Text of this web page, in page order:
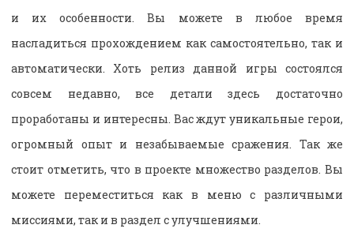
и их особенности. Вы можете в любое время
насладиться прохождением как самостоятельно, так и
автоматически. Хоть релиз данной игры состоялся
совсем недавно, все детали здесь достаточно
проработаны и интересны. Вас ждут уникальные герои,
огромный опыт и незабываемые сражения. Так же
стоит отметить, что в проекте множество разделов. Вы
можете переместиться как в меню с различными
миссиями, так и в раздел с улучшениями.